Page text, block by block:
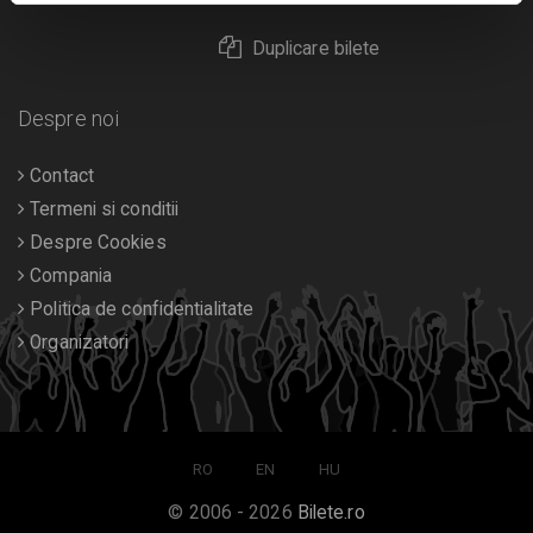
Duplicare bilete
Despre noi
Contact
Termeni si conditii
Despre Cookies
Compania
Politica de confidentialitate
Organizatori
RO EN HU
© 2006 - 2026 Bilete.ro